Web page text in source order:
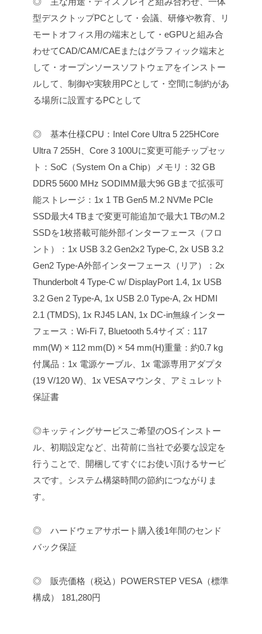
型デスクトップPCとして ・会議、研修や教育、リ
モートオフィス用の端末として ・eGPUと組み合
わせてCAD/CAM/CAEまたはグラフィック端末と
して ・オープンソースソフトウェアをインストー
ルして、制御や実験用PCとして ・空間に制約があ
る場所に設置するPCとして
◎ 基本仕様CPU：Intel Core Ultra 5 225HCore
Ultra 7 255H、Core 3 100Uに変更可能チップセッ
ト：SoC（System On a Chip）
メモリ：32 GB
DDR5 5600 MHz SODIMM最大96 GBまで拡張可
能ストレージ：1x 1 TB Gen5 M.2 NVMe PCIe
SSD最大4 TBまで変更可能追加で最大1 TBのM.2
SSDを1枚搭載可能外部インターフェース（フロ
ント）：1x USB 3.2 Gen2x2 Type-C, 2x USB 3.2
Gen2 Type-A外部インターフェース（リア）：2x
Thunderbolt 4 Type-C w/ DisplayPort 1.4, 1x USB
3.2 Gen 2 Type-A, 1x USB 2.0 Type-A, 2x HDMI
2.1 (TMDS), 1x RJ45 LAN, 1x DC-in無線インター
フェース：Wi-Fi 7, Bluetooth 5.4サイズ：117
mm(W) × 112 mm(D) × 54 mm(H)重量：約0.7 kg
付属品：1x 電源ケーブル、1x 電源専用アダプタ
(19 V/120 W)、1x VESAマウンタ、アミュレット
保証書
◎キッティングサービス ご希望のOSインストー
ル、初期設定など、出荷前に当社で必要な設定を
行うことで、開梱してすぐにお使い頂けるサービ
スです。システム構築時間の節約につながりま
す。
◎ ハードウェアサポート 購入後1年間のセンド
バック保証
◎ 販売価格（税込） POWERSTEP VESA（標準
構成） 181,280円